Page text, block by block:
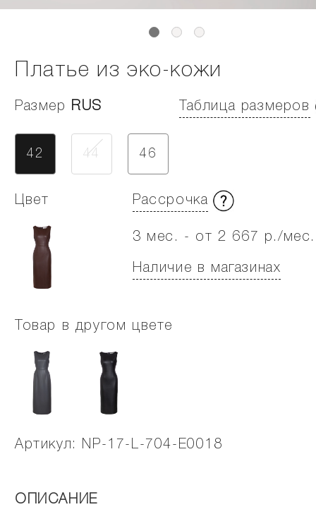
Платье из эко-кожи
Размер RUS Таблица размеров
42 44 46
Цвет Рассрочка
3 мес. - от 2 667 р./мес.
Наличие в магазинах
Товар в другом цвете
Артикул: NР-17-L-704-E0018
ОПИСАНИЕ